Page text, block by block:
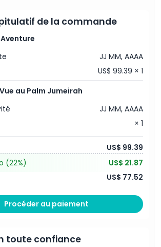
d'explorer l'exposition The View.
sur Palm Jumeirah et au-delà.
de la commande
JJ MM, AAAA
US$ 99.39 × 1
au Palm Jumeirah
JJ MM, AAAA
× 1
US$ 99.39
(22%)
US$ 21.87
US$ 77.52
Procéder au paiement
toute confiance